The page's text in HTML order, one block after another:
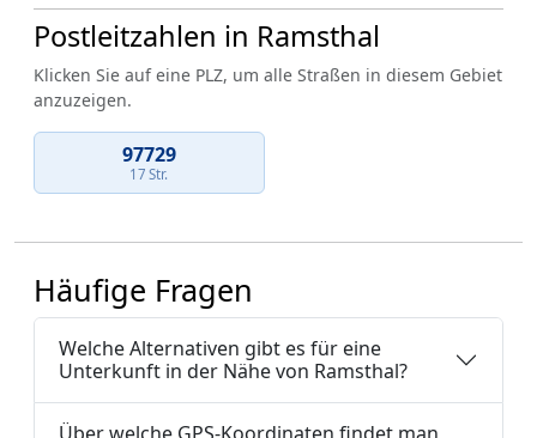
Postleitzahlen in Ramsthal
Klicken Sie auf eine PLZ, um alle Straßen in diesem Gebiet
anzuzeigen.
97729
17 Str.
Häufige Fragen
Welche Alternativen gibt es für eine
Unterkunft in der Nähe von Ramsthal?